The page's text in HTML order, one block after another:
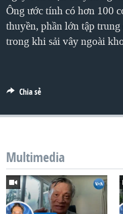
QUAN HỆ VIỆT MỸ
Ông ước tính có hơn 100
thuyền, phần lớn tập
trong khi sải vây ngoài
Chia sẻ
Multimedia